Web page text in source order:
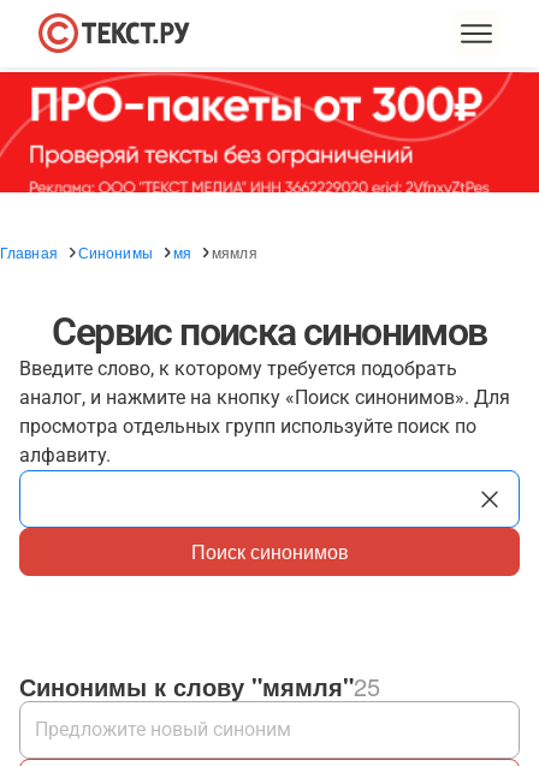
Главная Синонимы мя мямля
Сервис поиска синонимов
Введите слово, к которому требуется подобрать
аналог, и нажмите на кнопку «Поиск синонимов». Для
просмотра отдельных групп используйте поиск по
алфавиту.
Поиск синонимов
Синонимы к слову "мямля"25